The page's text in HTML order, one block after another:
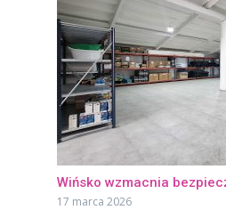
Wińsko wzmacnia
17 marca 2026